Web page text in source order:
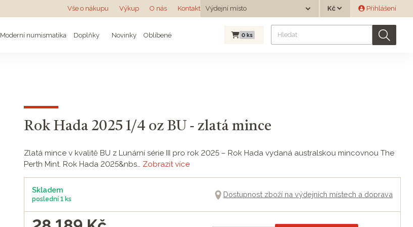
Vše o nákupu Výkup O nás Kontakt Výdejní místo
Výdejní místo
Měna Přihlášení
Moderní numismatika Doplňky Novinky Oblíbené 0 ks
Rok Hada 2025 1/4 oz BU - zlatá mince
Zlatá mince v kvalitě BU z Lunární série III pro rok 2025 – Rok Hada vydaná australskou mincovnou The
Perth Mint. Rok Hada 2025&nbs… Zobrazit více
Skladem
poslední 1 ks
Dostupnost zboží na výdejních místech a doprava